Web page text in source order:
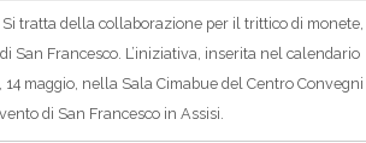
tratta della collaborazione per il trittico di monete,
San Francesco. L’iniziativa, inserita nel calendario
maggio, nella Sala Cimabue del Centro Convegni
di San Francesco in Assisi.